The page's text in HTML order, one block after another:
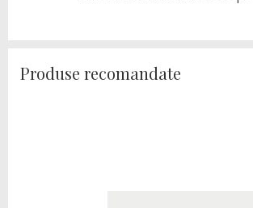
Produse recomandate